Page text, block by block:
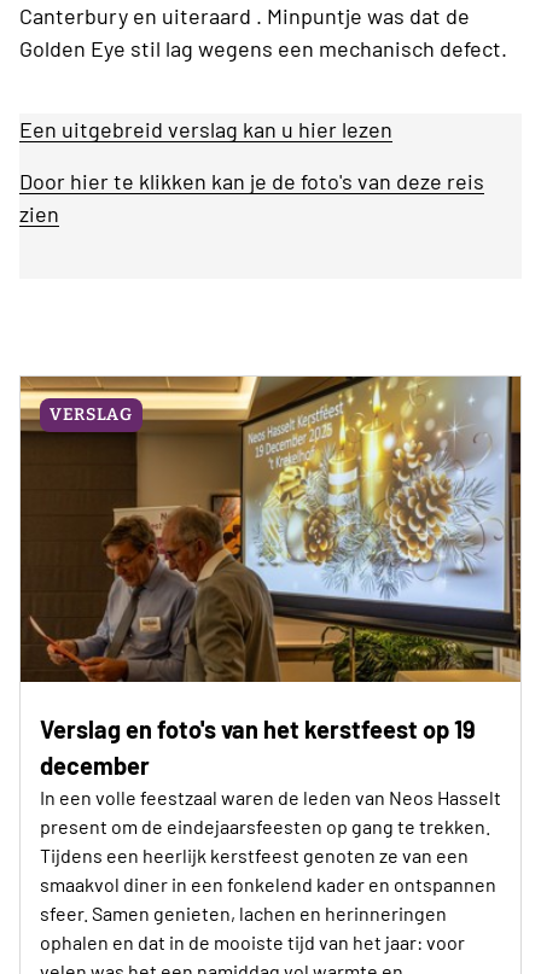
Canterbury en uiteraard . Minpuntje was dat de
Golden Eye stil lag wegens een mechanisch defect.
Een uitgebreid verslag kan u hier lezen
Door hier te klikken kan je de foto's van deze reis
zien
VERSLAG
Verslag en foto's van het kerstfeest op 19
december
In een volle feestzaal waren de leden van Neos Hasselt
present om de eindejaarsfeesten op gang te trekken.
Tijdens een heerlijk kerstfeest genoten ze van een
smaakvol diner in een fonkelend kader en ontspannen
sfeer. Samen genieten, lachen en herinneringen
ophalen en dat in de mooiste tijd van het jaar: voor